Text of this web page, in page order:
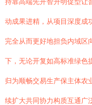
动成果进精，从项目深度成
完全从而更好地担负内域区
下，无论开复如高标准绿色
归为顺畅交易生产保主体农
续扩大共同协力构质互通广